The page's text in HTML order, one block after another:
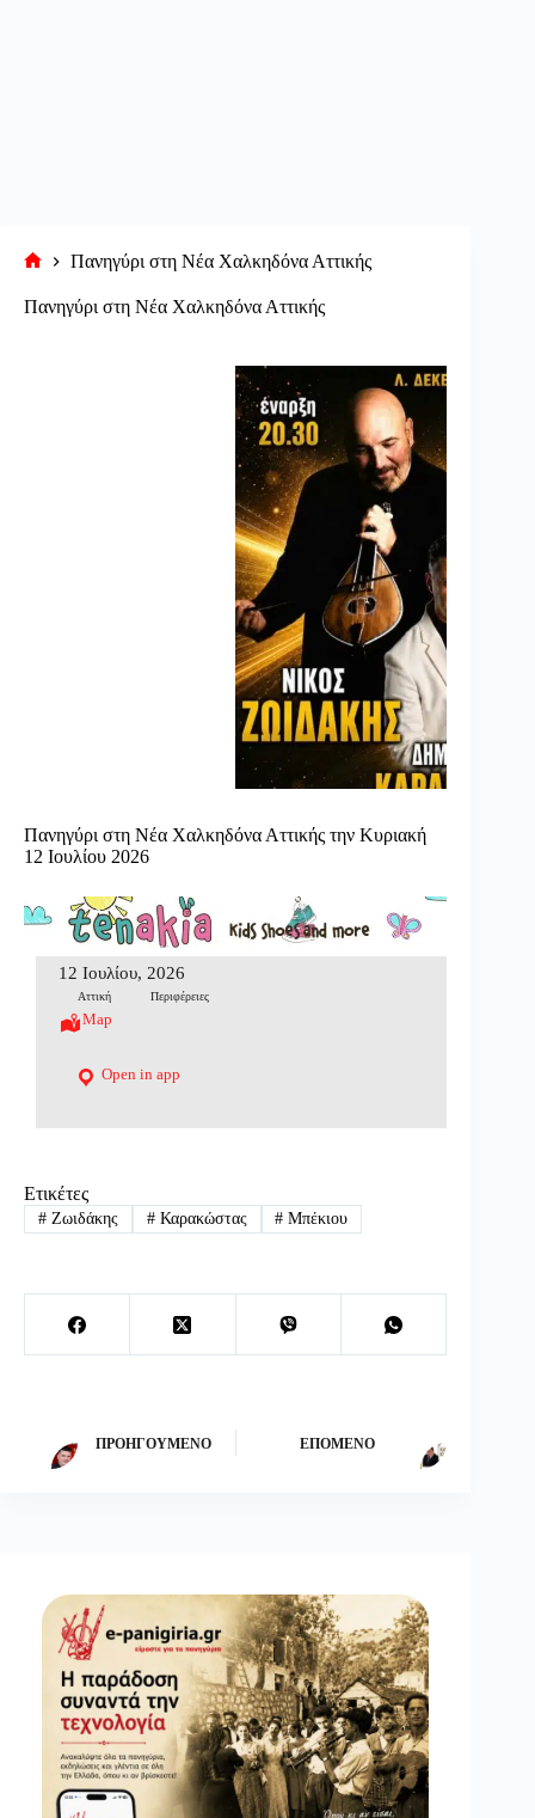
σελίδα
Πανηγύρι στη Νέα Χαλκηδόνα Αττικής
Πανηγύρι στη Νέα Χαλκηδόνα Αττικής
Πανηγύρι στη Νέα Χαλκηδόνα Αττικής την Κυριακή
12 Ιουλίου 2026
12 Ιουλίου, 2026
Αττική Περιφέρειες
Map
Open in app
Ετικέτες
#Ζωιδάκης #Καρακώστας # Μπέκιου
ΠΡΟΗΓΟΎΜΕΝΟ ΕΠΌΜΕΝΟ